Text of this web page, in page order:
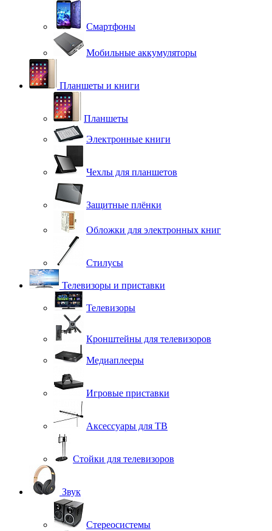
Смартфоны
Мобильные аккумуляторы
Планшеты и книги
Планшеты
Электронные книги
Чехлы для планшетов
Защитные плёнки
Обложки для электронных книг
Стилусы
Телевизоры и приставки
Телевизоры
Кронштейны для телевизоров
Медиаплееры
Игровые приставки
Аксессуары для ТВ
Стойки для телевизоров
Звук
Стереосистемы